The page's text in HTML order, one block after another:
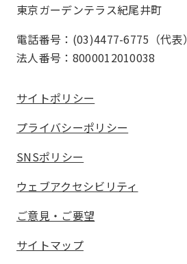
東京ガーデンテラス紀尾井町
電話番号：(03)4477-6775（代表）
法人番号：8000012010038
サイトポリシー
プライバシーポリシー
SNSポリシー
ウェブアクセシビリティ
ご意見・ご要望
サイトマップ